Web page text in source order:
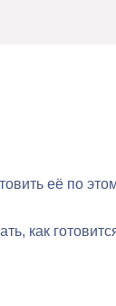
её по
как